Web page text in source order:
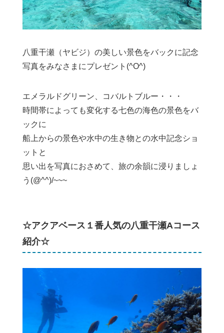
八重干瀬（ヤビジ）の美しい景色をバックに記念
写真をみなさまにプレゼント(^O^)
エメラルドグリーン、コバルトブルー・・・
時間帯によっても変化する七色の海色の景色をバ
ックに
船上からの景色や水中の生き物との水中記念ショ
ットと
思い出を写真におさめて、旅の余韻に浸りましょ
う(@^^)/~~~
☆アクアベース１番人気の八重干瀬Aコース
紹介☆